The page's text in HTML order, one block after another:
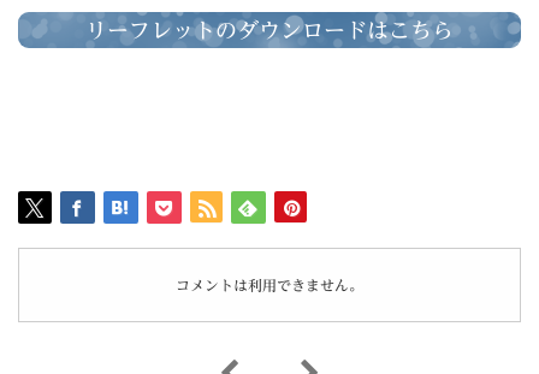
リーフレットのダウンロードはこちら
コメントは利用できません。